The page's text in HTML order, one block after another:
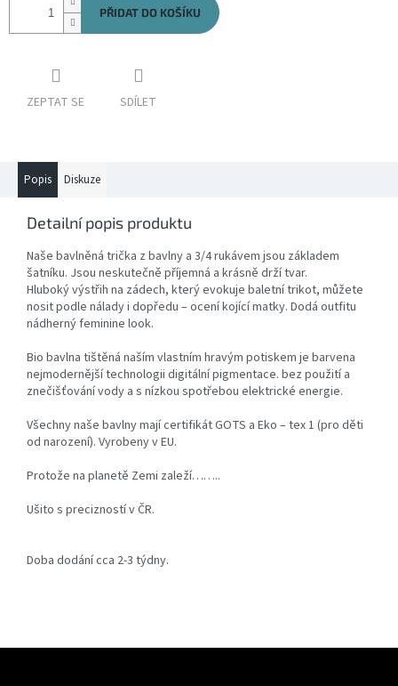
PŘIDAT DO KOŠÍKU
ZEPTAT SE SDÍLET
Popis Diskuze
Detailní popis produktu
Naše bavlněná trička z bavlny a 3/4 rukávem jsou základem
šatníku. Jsou neskutečně příjemná a krásně drží tvar.
Hluboký výstřih na zádech, který evokuje baletní trikot, můžete
nosit podle nálady i dopředu – ocení kojící matky. Dodá outfitu
nádherný feminine look.
Bio bavlna tištěná naším vlastním hravým potiskem je barvena
nejmodernější technologii digitální pigmentace. bez použití a
znečišťování vody a s nízkou spotřebou elektrické energie.
Všechny naše bavlny mají certifikát GOTS a Eko – tex 1 (pro děti
od narození). Vyrobeny v EU.
Protože na planetě Zemi zaleží……..
Ušito s precizností v ČR.
Doba dodání cca 2-3 týdny.